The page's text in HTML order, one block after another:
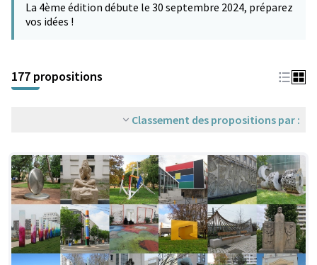
−
La 4ème édition débute le 30 septembre 2024, préparez
vos idées !
177 propositions
Classement des propositions par :